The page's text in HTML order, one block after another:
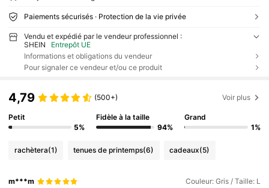
Paiements sécurisés · Protection de la vie privée
Vendu et expédié par le vendeur professionnel :
SHEIN
Entrepôt UE
Informations et obligations du vendeur
Pour signaler ce vendeur et/ou ce produit
4,79 (500+) Voir plus
Petit
5%
Fidèle à la taille
94%
Grand
1%
rachètera(1) tenues de printemps(6) cadeaux(5)
m***m Couleur: Gris / Taille: L